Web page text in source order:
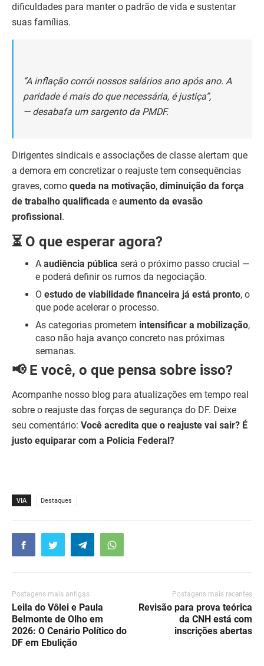
dificuldades para manter o padrão de vida e sustentar
suas famílias.
“A inflação corrói nossos salários ano após ano. A
paridade é mais do que necessária, é justiça”,
— desabafa um sargento da PMDF.
Dirigentes sindicais e associações de classe alertam que
a demora em concretizar o reajuste tem consequências
graves, como queda na motivação, diminuição da força
de trabalho qualificada e aumento da evasão
profissional.
⏳ O que esperar agora?
A audiência pública será o próximo passo crucial —
e poderá definir os rumos da negociação.
O estudo de viabilidade financeira já está pronto, o
que pode acelerar o processo.
As categorias prometem intensificar a mobilização,
caso não haja avanço concreto nas próximas
semanas.
📢 E você, o que pensa sobre isso?
Acompanhe nosso blog para atualizações em tempo real
sobre o reajuste das forças de segurança do DF. Deixe
seu comentário: Você acredita que o reajuste vai sair? É
justo equiparar com a Polícia Federal?
VIA Destaques
Postagens mais antigas
Leila do Vôlei e Paula
Belmonte de Olho em
2026: O Cenário Político do
DF em Ebulição
Postagens mais recentes
Revisão para prova teórica
da CNH está com
inscrições abertas